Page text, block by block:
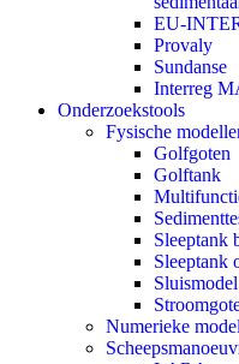
EU-
Provaly
Sundanse
Interreg
Onderzoekstools
Fysische
Golfgoten
Golftank
Sleeptank
Sleeptank
Sluismodel
Numerieke